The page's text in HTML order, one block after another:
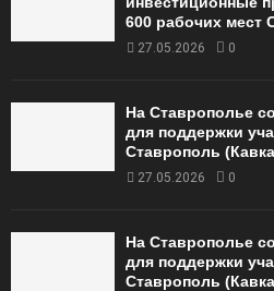
600 рабочих мест
27.05.2026 0
На Ставрополье
для поддержки
Ставрополь
27.05.2026 0
На Ставрополье
для поддержки
Ставрополь